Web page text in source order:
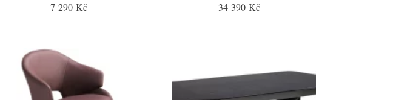
7 290 Kč 34 390 Kč